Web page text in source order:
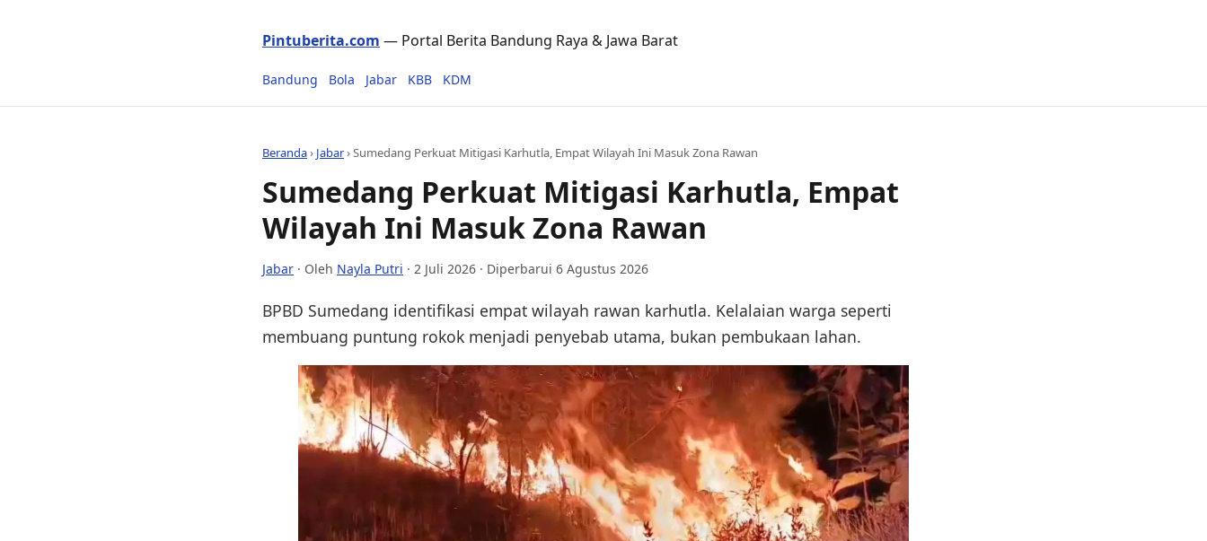
Pintuberita.com — Portal Berita Bandung Raya & Jawa Barat
Bandung Bola Jabar KBB KDM
Beranda› Jabar›Sumedang Perkuat Mitigasi Karhutla, Empat Wilayah Ini Masuk Zona Rawan
Sumedang Perkuat Mitigasi Karhutla, Empat
Wilayah Ini Masuk Zona Rawan
Jabar · Oleh Nayla Putri · 2 Juli 2026 · Diperbarui 6 Agustus 2026
BPBD Sumedang identifikasi empat wilayah rawan karhutla. Kelalaian warga seperti
membuang puntung rokok menjadi penyebab utama, bukan pembukaan lahan.